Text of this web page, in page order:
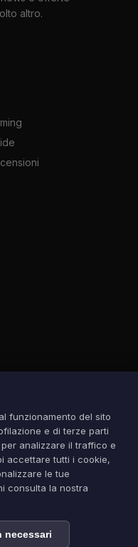
funzionamento del sito
e di terze parti
analizzare il traffico e
accettare tutti i cookie,
le tue
consulta la nostra
necessari
altro.
sono di proprietà dei
1941. Contatti:
SRLS — P.IVA: